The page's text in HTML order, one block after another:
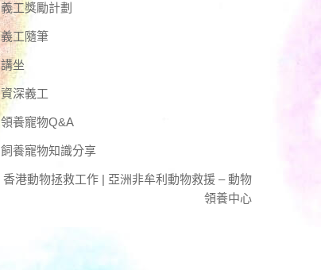
義工獎勵計劃
義工隨筆
講坐
資深義工
領養寵物Q&A
飼養寵物知識分享
香港動物拯救工作 | 亞洲非牟利動物救援 – 動物
領養中心